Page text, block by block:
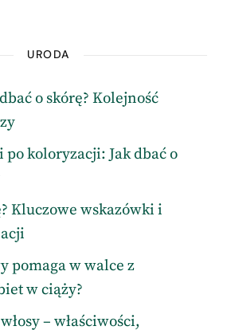
URODA
o skórę? Kolejność
koloryzacji: Jak dbać o
Kluczowe wskazówki i
pomaga w walce z
w ciąży?
– właściwości,